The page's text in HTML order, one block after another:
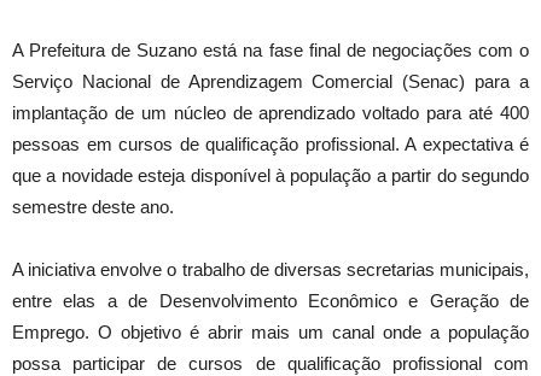
A Prefeitura de Suzano está na fase final de negociações com o
Serviço Nacional de Aprendizagem Comercial (Senac) para a
implantação de um núcleo de aprendizado voltado para até 400
pessoas em cursos de qualificação profissional. A expectativa é
que a novidade esteja disponível à população a partir do segundo
semestre deste ano.
A iniciativa envolve o trabalho de diversas secretarias municipais,
entre elas a de Desenvolvimento Econômico e Geração de
Emprego. O objetivo é abrir mais um canal onde a população
possa participar de cursos de qualificação profissional com